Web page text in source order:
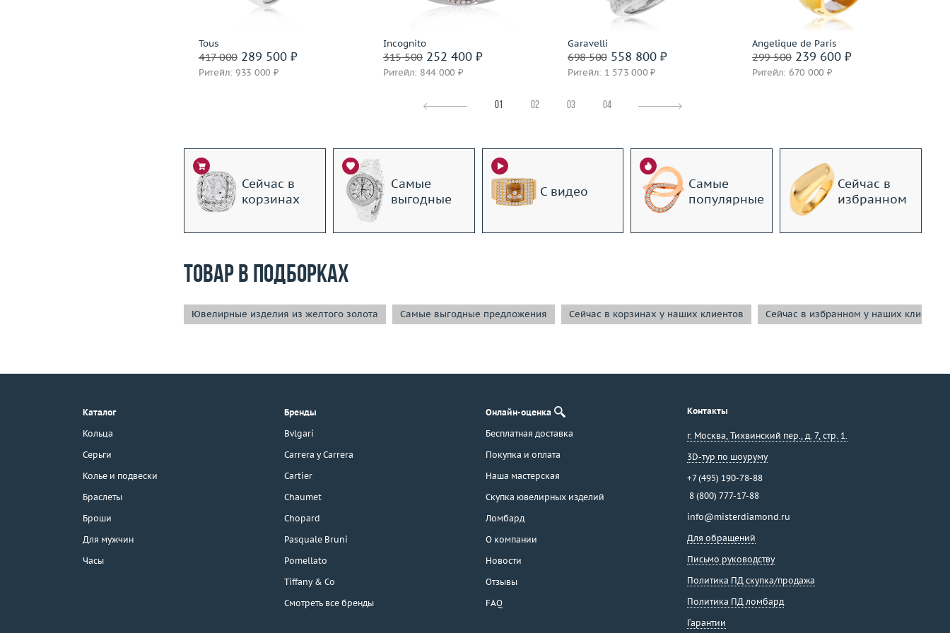
г. Москва, Тихвинский пер., д. 7,
3D-тур по шоуруму
Tous
417 000289 500 ₽
Ритейл: 933 000 ₽
Подробнее
Incognito
315 500252 400 ₽
Ритейл: 844 000 ₽
Garavelli
698 500558 800 ₽
Ритейл: 1 573 000 ₽
Подробнее
Angelique de Paris
299 500239 600 ₽
Ритейл: 670 000 ₽
Подробнее
01 02 03 04
Сейчас в
корзинах
Самые
выгодные
С видео
Самые
популярные
Сейчас в
избранном
Товар в подборках
Ювелирные изделия из желтого золота Самые выгодные предложения Сейчас в корзинах у наших клиентов Сейчас в избранном у наших клиентов
Каталог
Кольца
Серьги
Колье и подвески
Браслеты
Броши
Для мужчин
Часы
Бренды
Bvlgari
Carrera y Carrera
Cartier
Chaumet
Chopard
Pasquale Bruni
Pomellato
Tiffany & Co
Смотреть все бренды
Онлайн-оценка
Бесплатная доставка
Покупка и оплата
Наша мастерская
Скупка ювелирных изделий
Ломбард
О компании
Новости
Отзывы
FAQ
Контакты
г. Москва, Тихвинский пер., д. 7, стр. 1.
3D-тур по шоуруму
+7 (495) 190-78-88
8 (800) 777-17-88
info@misterdiamond.ru
Для обращений
Письмо руководству
Политика ПД скупка/продажа
Политика ПД ломбард
Гарантии